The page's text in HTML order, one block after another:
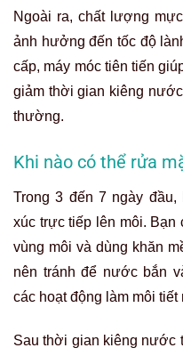
Ngoài ra, chất lượng
ảnh hưởng đến tốc độ
cấp, máy móc tiên tiến
giảm thời gian kiêng
thường.
Khi nào có thể rửa
Trong 3 đến 7 ngày
xúc trực tiếp lên môi. Bạn
vùng môi và dùng khăn
nên tránh để nước bắn
các hoạt động làm môi tiết
Sau thời gian kiêng nước